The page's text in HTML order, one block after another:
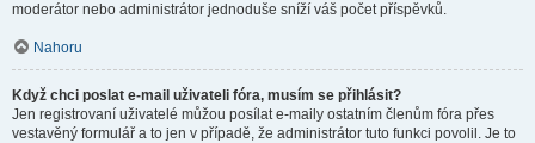
moderátor nebo administrátor jednoduše sníží váš počet příspěvků.
Nahoru
Když chci poslat e-mail uživateli fóra, musím se přihlásit?
Jen registrovaní uživatelé můžou posílat e-maily ostatním členům fóra přes
vestavěný formulář a to jen v případě, že administrátor tuto funkci povolil. Je to